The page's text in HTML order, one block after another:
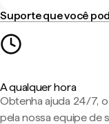
Suporte que você
A qualquer hora
Obtenha ajuda 24/7,
pela nossa equipe de